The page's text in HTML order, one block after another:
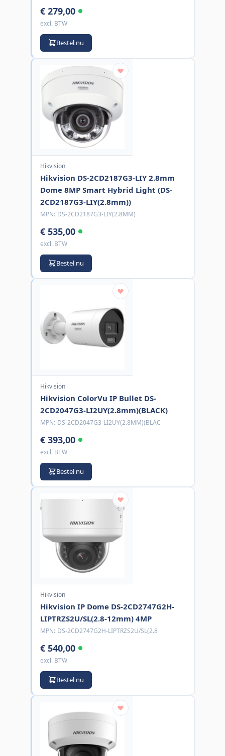
€ 279,00
excl. BTW
Bestel nu
Hikvision
Hikvision DS-2CD2187G3-LIY 2.8mm
Dome 8MP Smart Hybrid Light (DS-
2CD2187G3-LIY(2.8mm))
MPN: DS-2CD2187G3-LIY(2.8MM)
€ 535,00
excl. BTW
Bestel nu
Hikvision
Hikvision ColorVu IP Bullet DS-
2CD2047G3-LI2UY(2.8mm)(BLACK)
MPN: DS-2CD2047G3-LI2UY(2.8MM)(BLAC
€ 393,00
excl. BTW
Bestel nu
Hikvision
Hikvision IP Dome DS-2CD2747G2H-
LIPTRZS2U/SL(2.8-12mm) 4MP
MPN: DS-2CD2747G2H-LIPTRZS2U/SL(2.8
€ 540,00
excl. BTW
Bestel nu